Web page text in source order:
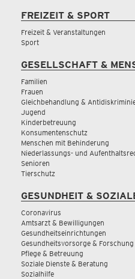
FREIZEIT & SPORT
Freizeit & Veranstaltungen
Sport
GESELLSCHAFT &
Familien
Frauen
Gleichbehandlung &
Jugend
Kinderbetreuung
Konsumentenschutz
Menschen mit Behinderung
Niederlassungs- und
Senioren
Tierschutz
GESUNDHEIT &
Coronavirus
Amtsarzt & Bewilligungen
Gesundheitseinrichtungen
Gesundheitsvorsorge & Forschung
Pflege & Betreuung
Soziale Dienste & Beratung
Sozialhilfe